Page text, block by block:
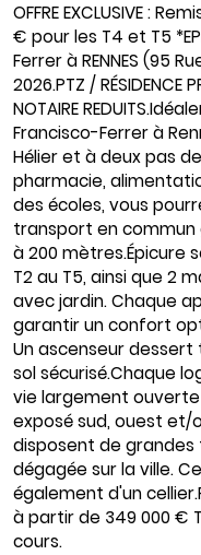
OFFRE EXCLUSIVE :
€ pour les T4 et T5
Ferrer à RENNES (95
2026.PTZ / RÉSIDENCE
NOTAIRE
Francisco-Ferrer à
Hélier et à deux pas
pharmacie,
des écoles, vous
transport en commun
à 200 mètres.Épicure
T2 au T5, ainsi que 2
avec jardin. Chaque
garantir un confort
Un ascenseur dessert
sol sécurisé.Chaque
vie largement
exposé sud, ouest et/
disposent de
dégagée sur la ville.
également d'un
à partir de 349 000 €
cours.